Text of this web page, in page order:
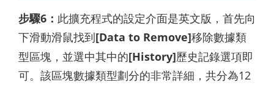
步驟6： 此擴充程式的設定介面是英文版，首先向
下滑動滑鼠找到[Data to Remove]移除數據類
型區塊，並選中其中的[History]歷史記錄選項即
可。該區塊數據類型劃分的非常詳細，共分為12